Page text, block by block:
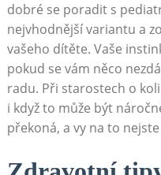
dobré se poradit s
nejvhodnější variantu a
vašeho dítěte. Vaše
pokud se vám něco
radu. Při starostech o
i když to může být
překoná, a vy na to